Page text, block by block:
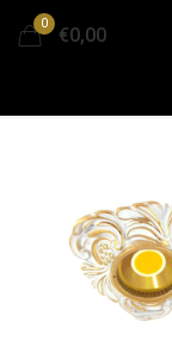
0
€0,00